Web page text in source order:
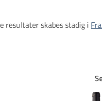
resultater skabes stadig i